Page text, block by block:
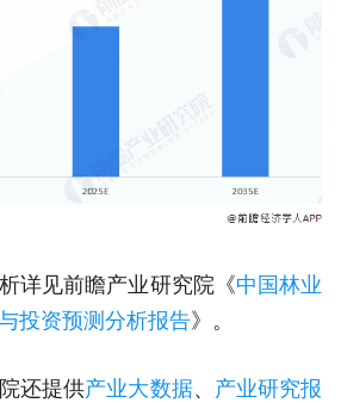
详见前瞻产业研究院《中国林业
投资预测分析报告》。
还提供产业大数据、 产业研究报